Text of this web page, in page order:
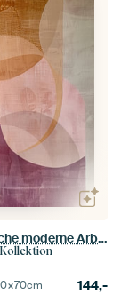
Skandinavische moderne Arbeit
cm 144,-